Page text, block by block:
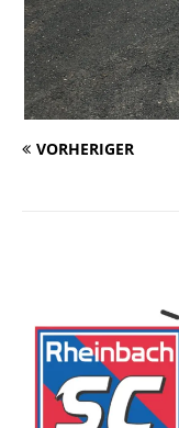
VORHERIGER